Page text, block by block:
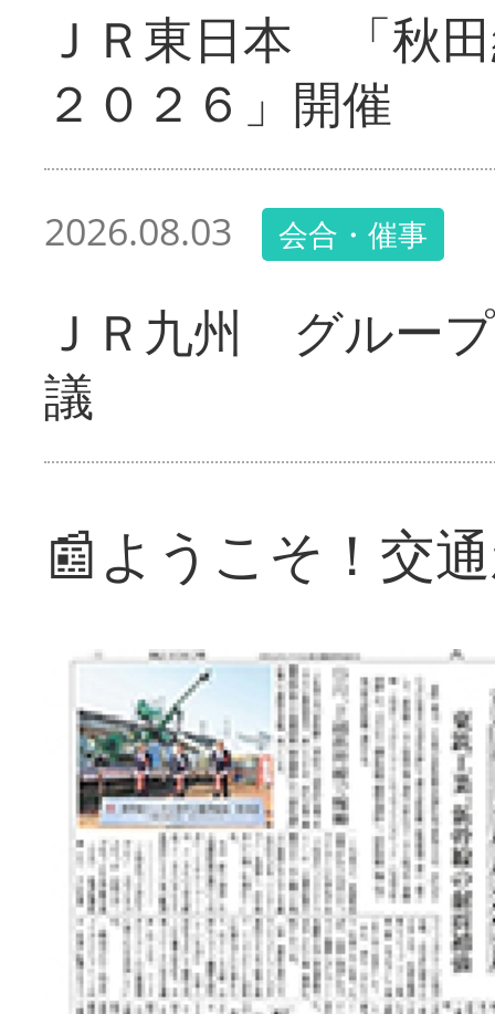
ＪＲ東日本 「秋
２０２６」開催
2026.08.03 会合・催事
ＪＲ九州 グルー
議
📰ようこそ！交